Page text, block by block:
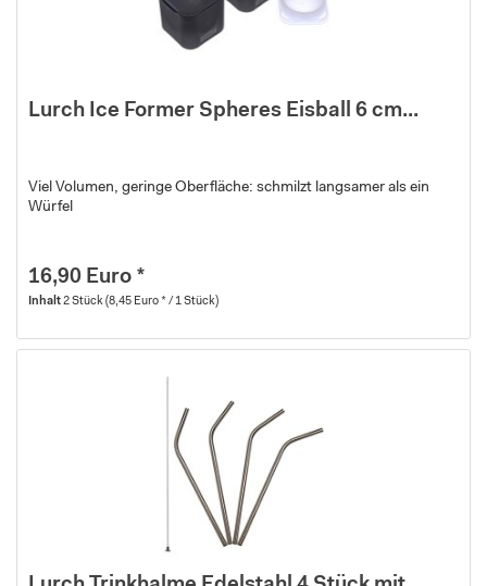
Lurch Ice Former Spheres Eisball 6 cm...
Viel Volumen, geringe Oberfläche: schmilzt langsamer als ein
Würfel
16,90 Euro *
Inhalt2 Stück(8,45 Euro * / 1 Stück)